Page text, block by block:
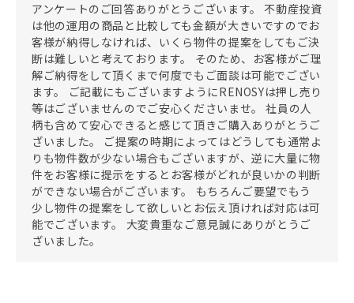
アンケートのご回答ありがとうございます。 不動産投資
は他の運用の商品と比較しても金額が大きいですのでお
客様が納得しなければ、いくら物件の提案をしてもご決
断は難しいと考えております。 そのため、お客様がご理
解ご納得をして頂くまで何度でもご面談は可能でござい
ます。 ご記載にもございますようにRENOSYは押し売り
等はございませんのでご安心くださいませ。 社員の人
柄も含めて安心できると感じて頂きご購入ありがとうご
ざいました。 ご提案の時期によってはどうしても通常よ
りも物件数が少ない場合もございますが、逆に大量に物
件をお客様に提示をするとお客様がどれが良いかの判断
ができない場合がございます。 もちろんご要望でもう
少し物件の提案をして欲しいとお伝え頂ければ対応は可
能でございます。 大変貴重なご意見誠にありがとうご
ざいました。